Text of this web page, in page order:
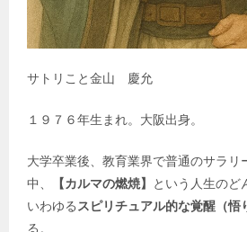
サトリこと金山 慶允
１９７６年生まれ。大阪出身。
大学卒業後、教育業界で普通のサラリ
中、
【カルマの燃焼】
という人生のど
いわゆるスピリチュアル的な覚醒（悟
る。